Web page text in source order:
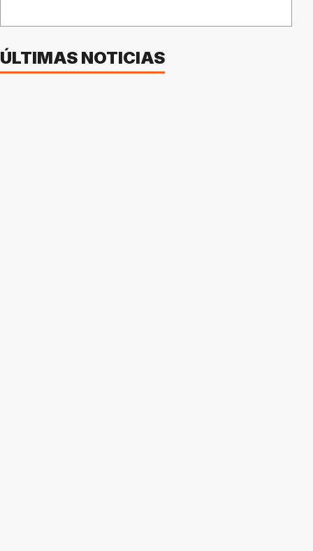
ÚLTIMAS NOTICIAS